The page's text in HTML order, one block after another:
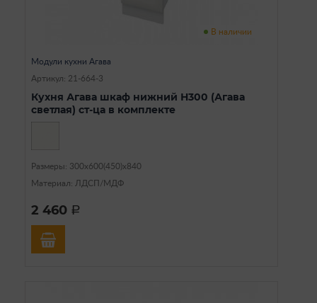
В наличии
Модули кухни Агава
Артикул: 21-664-3
Кухня Агава шкаф нижний Н300 (Агава
светлая) ст-ца в комплекте
Размеры: 300х600(450)х840
Материал: ЛДСП/МДФ
2 460 a